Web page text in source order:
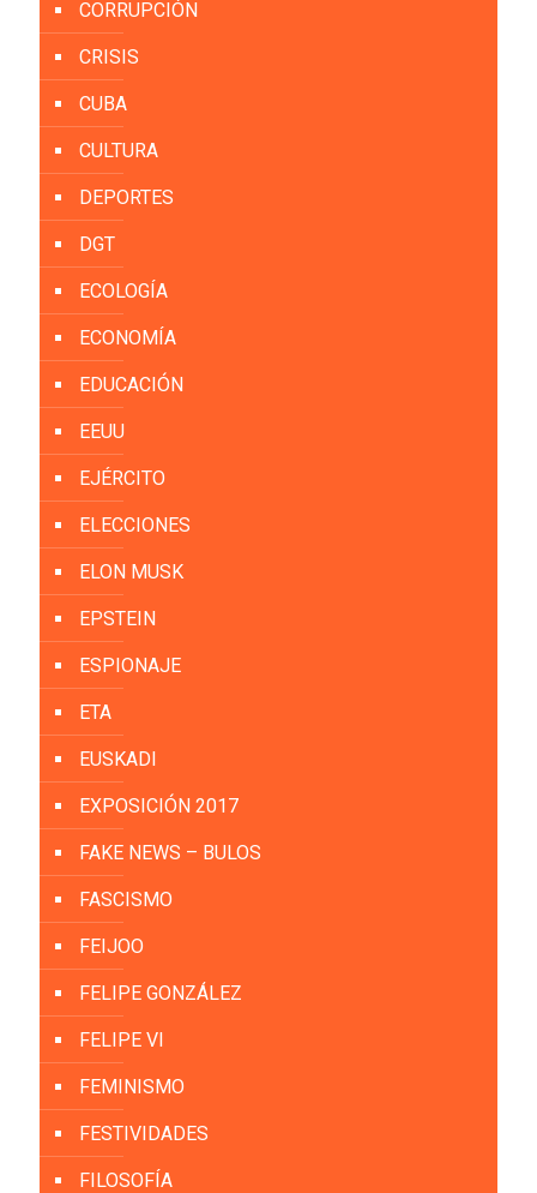
CORRUPCIÓN
CRISIS
CUBA
CULTURA
DEPORTES
DGT
ECOLOGÍA
ECONOMÍA
EDUCACIÓN
EEUU
EJÉRCITO
ELECCIONES
ELON MUSK
EPSTEIN
ESPIONAJE
ETA
EUSKADI
EXPOSICIÓN 2017
FAKE NEWS – BULOS
FASCISMO
FEIJOO
FELIPE GONZÁLEZ
FELIPE VI
FEMINISMO
FESTIVIDADES
FILOSOFÍA